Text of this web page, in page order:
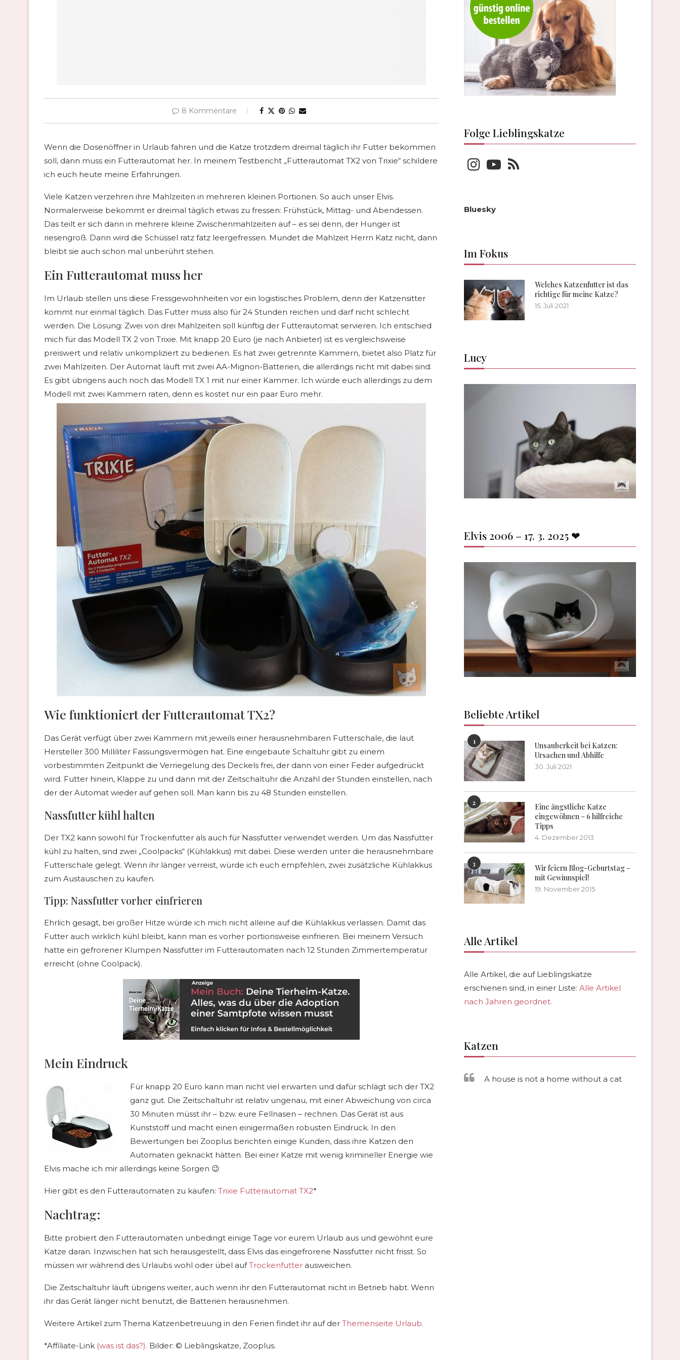
8 Kommentare
Wenn die Dosenöffner in Urlaub fahren und die Katze trotzdem dreimal täglich ihr Futter bekommen
soll, dann muss ein Futterautomat her. In meinem Testbericht „Futterautomat TX2 von Trixie“ schildere
ich euch heute meine Erfahrungen.
Viele Katzen verzehren ihre Mahlzeiten in mehreren kleinen Portionen. So auch unser Elvis.
Normalerweise bekommt er dreimal täglich etwas zu fressen: Frühstück, Mittag- und Abendessen.
Das teilt er sich dann in mehrere kleine Zwischenmahlzeiten auf – es sei denn, der Hunger ist
riesengroß. Dann wird die Schüssel ratz fatz leergefressen. Mundet die Mahlzeit Herrn Katz nicht, dann
bleibt sie auch schon mal unberührt stehen.
Ein Futterautomat muss her
Im Urlaub stellen uns diese Fressgewohnheiten vor ein logistisches Problem, denn der Katzensitter
kommt nur einmal täglich. Das Futter muss also für 24 Stunden reichen und darf nicht schlecht
werden. Die Lösung: Zwei von drei Mahlzeiten soll künftig der Futterautomat servieren. Ich entschied
mich für das Modell TX 2 von Trixie. Mit knapp 20 Euro (je nach Anbieter) ist es vergleichsweise
preiswert und relativ unkompliziert zu bedienen. Es hat zwei getrennte Kammern, bietet also Platz für
zwei Mahlzeiten. Der Automat läuft mit zwei AA-Mignon-Batterien, die allerdings nicht mit dabei sind.
Es gibt übrigens auch noch das Modell TX 1 mit nur einer Kammer. Ich würde euch allerdings zu dem
Modell mit zwei Kammern raten, denn es kostet nur ein paar Euro mehr.
Wie funktioniert der Futterautomat TX2?
Das Gerät verfügt über zwei Kammern mit jeweils einer herausnehmbaren Futterschale, die laut
Hersteller 300 Milliliter Fassungsvermögen hat. Eine eingebaute Schaltuhr gibt zu einem
vorbestimmten Zeitpunkt die Verriegelung des Deckels frei, der dann von einer Feder aufgedrückt
wird. Futter hinein, Klappe zu und dann mit der Zeitschaltuhr die Anzahl der Stunden einstellen, nach
der der Automat wieder auf gehen soll. Man kann bis zu 48 Stunden einstellen.
Nassfutter kühl halten
Der TX2 kann sowohl für Trockenfutter als auch für Nassfutter verwendet werden. Um das Nassfutter
kühl zu halten, sind zwei „Coolpacks“ (Kühlakkus) mit dabei. Diese werden unter die herausnehmbare
Futterschale gelegt. Wenn ihr länger verreist, würde ich euch empfehlen, zwei zusätzliche Kühlakkus
zum Austauschen zu kaufen.
Tipp: Nassfutter vorher einfrieren
Ehrlich gesagt, bei großer Hitze würde ich mich nicht alleine auf die Kühlakkus verlassen. Damit das
Futter auch wirklich kühl bleibt, kann man es vorher portionsweise einfrieren. Bei meinem Versuch
hatte ein gefrorener Klumpen Nassfutter im Futterautomaten nach 12 Stunden Zimmertemperatur
erreicht (ohne Coolpack).
Mein Eindruck
Für knapp 20 Euro kann man nicht viel erwarten und dafür schlägt sich der TX2
ganz gut. Die Zeitschaltuhr ist relativ ungenau, mit einer Abweichung von circa
30 Minuten müsst ihr – bzw. eure Fellnasen – rechnen. Das Gerät ist aus
Kunststoff und macht einen einigermaßen robusten Eindruck. In den
Bewertungen bei Zooplus berichten einige Kunden, dass ihre Katzen den
Automaten geknackt hätten. Bei einer Katze mit wenig krimineller Energie wie
Elvis mache ich mir allerdings keine Sorgen 😉
Hier gibt es den Futterautomaten zu kaufen: Trixie Futterautomat TX2*
Nachtrag:
Bitte probiert den Futterautomaten unbedingt einige Tage vor eurem Urlaub aus und gewöhnt eure
Katze daran. Inzwischen hat sich herausgestellt, dass Elvis das eingefrorene Nassfutter nicht frisst. So
müssen wir während des Urlaubs wohl oder übel aufTrockenfutter ausweichen.
Die Zeitschaltuhr läuft übrigens weiter, auch wenn ihr den Futterautomat nicht in Betrieb habt. Wenn
ihr das Gerät länger nicht benutzt, die Batterien herausnehmen.
Weitere Artikel zum Thema Katzenbetreuung in den Ferien findet ihr auf der Themenseite Urlaub.
*Affiliate-Link (was ist das?). Bilder: © Lieblingskatze, Zooplus.
Folge Lieblingskatze
Bluesky
Im Fokus
Welches Katzenfutter ist das
richtige für meine Katze?
15. Juli 2021
Lucy
Elvis 2006 – 17. 3. 2025 ❤
Beliebte Artikel
1
Unsauberkeit bei Katzen:
Ursachen und Abhilfe
30. Juli 2021
2
Eine ängstliche Katze
eingewöhnen – 6 hilfreiche
Tipps
4. Dezember 2013
3
Wir feiern Blog-Geburtstag –
mit Gewinnspiel!
19. November 2015
Alle Artikel
Alle Artikel, die auf Lieblingskatze
erschienen sind, in einer Liste: Alle Artikel
nach Jahren geordnet.
Katzen
A house is not a home without a cat